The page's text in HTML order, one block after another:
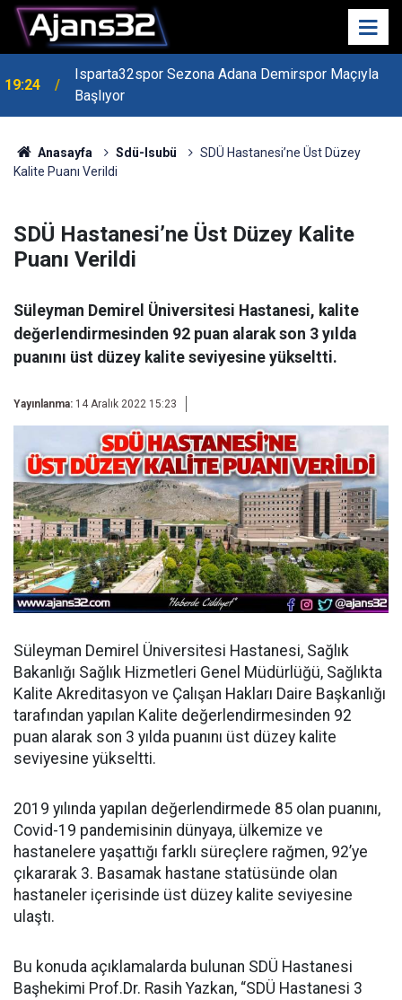
19:24
Isparta32spor Sezona Adana Demirspor Maçıyla
Başlıyor
19:22 Isparta Kredi Batağında
Anasayfa Sdü-Isubü
SDÜ Hastanesi’ne Üst Düzey
Kalite Puanı Verildi
SDÜ Hastanesi’ne Üst Düzey Kalite
Puanı Verildi
Süleyman Demirel Üniversitesi Hastanesi, kalite
değerlendirmesinden 92 puan alarak son 3 yılda
puanını üst düzey kalite seviyesine yükseltti.
Yayınlanma: 14 Aralık 2022 15:23
Süleyman Demirel Üniversitesi Hastanesi, Sağlık
Bakanlığı Sağlık Hizmetleri Genel Müdürlüğü, Sağlıkta
Kalite Akreditasyon ve Çalışan Hakları Daire Başkanlığı
tarafından yapılan Kalite değerlendirmesinden 92
puan alarak son 3 yılda puanını üst düzey kalite
seviyesine yükseltti.
2019 yılında yapılan değerlendirmede 85 olan puanını,
Covid-19 pandemisinin dünyaya, ülkemize ve
hastanelere yaşattığı farklı süreçlere rağmen, 92’ye
çıkararak 3. Basamak hastane statüsünde olan
hastaneler içerisinde üst düzey kalite seviyesine
ulaştı.
Bu konuda açıklamalarda bulunan SDÜ Hastanesi
Başhekimi Prof.Dr. Rasih Yazkan, “SDÜ Hastanesi 3